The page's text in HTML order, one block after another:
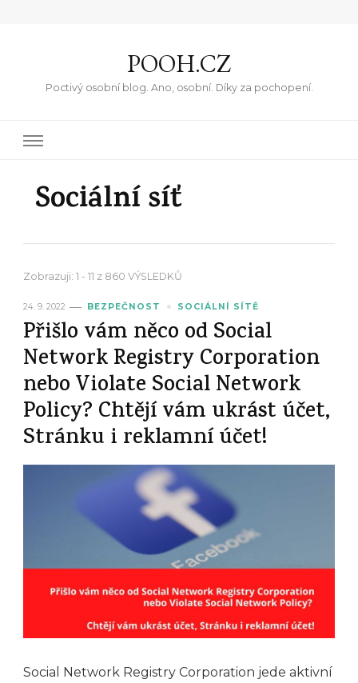
POOH.CZ
Poctivý osobní blog. Ano, osobní. Díky za pochopení.
Sociální síť
Zobrazuji: 1 - 11 z 860 VÝSLEDKŮ
24. 9. 2022 BEZPEČNOST SOCIÁLNÍ SÍTĚ
Přišlo vám něco od Social
Network Registry Corporation
nebo Violate Social Network
Policy? Chtějí vám ukrást účet,
Stránku i reklamní účet!
Social Network Registry Corporation jede aktivní